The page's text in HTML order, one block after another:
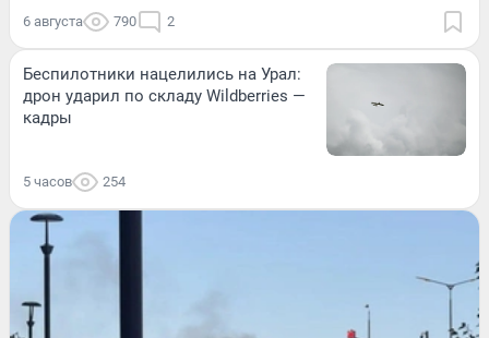
6 августа 790 2
Беспилотники нацелились на Урал:
дрон ударил по складу Wildberries —
кадры
5 часов 254